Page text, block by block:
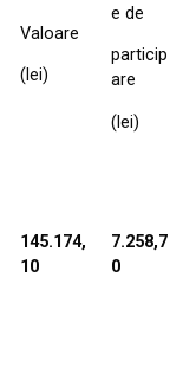
Valoare
(lei)
e de
particip
are
(lei)
145.174,
10
7.258,7
0